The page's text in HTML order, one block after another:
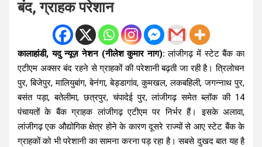
बंद, ग्राहक परेशान
कालाहांडी, यदु न्यूज़ नेशन (नीलेश कुमार नाग): लांजीगढ़ में स्टेट बैंक का
एटीएम अक्सर बंद रहने से ग्राहकों की परेशानी बढ़ती जा रही है। त्रिलोचन
पुर, बिजेपुर, मालियुबांग, बेनंगा, बेड्डागांव, कुमखल, लकबहिली, जगन्नाथ पुर,
बसंत पड़ा, बतेलीमा, छत्रपुर, चंपादेई पुर, लांजीगढ़ समेत ब्लॉक की 14
पंचायतों के बैंक ग्राहक लांजीगढ़ एटीएम पर निर्भर हैं। इसके अलावा,
लांजीगढ़ एक औद्योगिक क्षेत्र होने के कारण दूसरे राज्यों से आए स्टेट बैंक के
ग्राहकों को भी परेशानी का सामना करना पड़ रहा है। सबसे दुखद बात यह है